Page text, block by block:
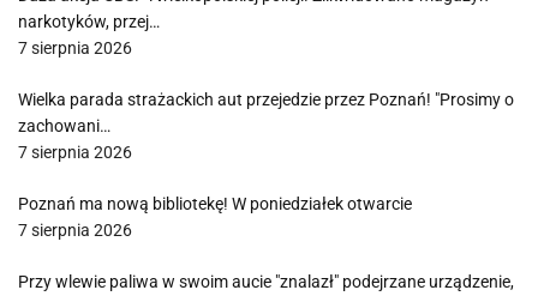
narkotyków, przej…
7 sierpnia 2026
Wielka parada strażackich aut przejedzie przez Poznań! "Prosimy o
zachowani…
7 sierpnia 2026
Poznań ma nową bibliotekę! W poniedziałek otwarcie
7 sierpnia 2026
Przy wlewie paliwa w swoim aucie "znalazł" podejrzane urządzenie,